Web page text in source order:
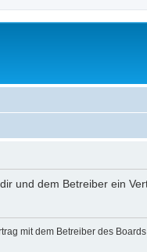
und dem Betreiber ein
mit dem Betreiber des